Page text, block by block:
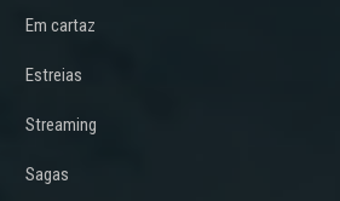
Em cartaz
Estreias
Streaming
Sagas